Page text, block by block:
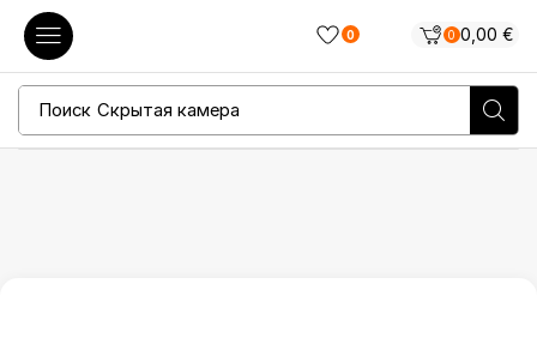
0 0 0,00 €
Поиск Скрытая камера